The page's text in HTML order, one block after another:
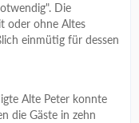
Die
oder ohne Altes
einmütig für dessen
Alte Peter konnte
die Gäste in zehn